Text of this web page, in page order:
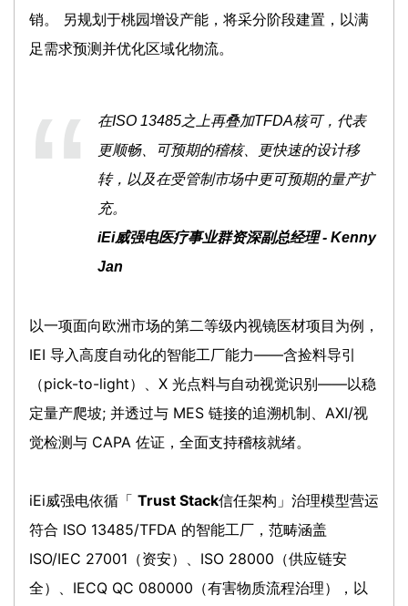
销。 另规划于桃园增设产能，将采分阶段建置，以满
足需求预测并优化区域化物流。
在ISO 13485之上再叠加TFDA核可，代表
更顺畅、可预期的稽核、更快速的设计移
转，以及在受管制市场中更可预期的量产扩
充。
iEi威强电医疗事业群资深副总经理 - Kenny
Jan
以一项面向欧洲市场的第二等级内视镜医材项目为例，
IEI 导入高度自动化的智能工厂能力——含捡料导引
（pick-to-light）、X 光点料与自动视觉识别——以稳
定量产爬坡; 并透过与 MES 链接的追溯机制、AXI/视
觉检测与 CAPA 佐证，全面支持稽核就绪。
iEi威强电依循「 Trust Stack信任架构」治理模型营运
符合 ISO 13485/TFDA 的智能工厂，范畴涵盖
ISO/IEC 27001（资安）、ISO 28000（供应链安
全）、IECQ QC 080000（有害物质流程治理），以